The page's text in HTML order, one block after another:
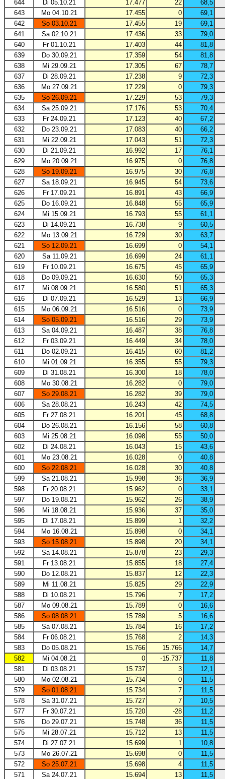
644 Di 05.10.21 17.477 22
68,5
643
Mo 04.10.21 17.455 0
69,1
642
So 03.10.21 17.455 19
69,1
641
Sa 02.10.21 17.436 33
79,0
640
Fr 01.10.21 17.403 44
81,8
639
Do 30.09.21 17.359 54
81,8
638
Mi 29.09.21 17.305 67
78,7
637
Di 28.09.21 17.238 9
72,3
636
Mo 27.09.21 17.229 0
79,3
635
So 26.09.21 17.229 53
79,3
634
Sa 25.09.21 17.176 53
70,4
633
Fr 24.09.21 17.123 40
67,2
632
Do 23.09.21 17.083 40
66,2
631
Mi 22.09.21 17.043 51
72,3
630
Di 21.09.21 16.992 17
76,1
629
Mo 20.09.21 16.975 0
76,8
628
So 19.09.21 16.975 30
76,8
627
Sa 18.09.21 16.945 54
73,6
626
Fr 17.09.21 16.891 43
66,9
625
Do 16.09.21 16.848 55
65,9
624
Mi 15.09.21 16.793 55
61,1
623
Di 14.09.21 16.738 9
60,5
622
Mo 13.09.21 16.729 30
63,7
621
So 12.09.21 16.699 0
54,1
620
Sa 11.09.21 16.699 24
61,1
619
Fr 10.09.21 16.675 45
65,9
618
Do 09.09.21 16.630 50
65,3
617
Mi 08.09.21 16.580 51
65,3
616
Di 07.09.21 16.529 13
66,9
615
Mo 06.09.21 16.516 0
73,9
614
So 05.09.21 16.516 29
73,9
613
Sa 04.09.21 16.487 38
76,8
612
Fr 03.09.21 16.449 34
78,0
611
Do 02.09.21 16.415 60
81,2
610
Mi 01.09.21 16.355 55
79,3
609
Di 31.08.21 16.300 18
78,0
608
Mo 30.08.21 16.282 0
79,0
607
So 29.08.21 16.282 39
79,0
606
Sa 28.08.21 16.243 42
74,5
605
Fr 27.08.21 16.201 45
68,8
604
Do 26.08.21 16.156 58
60,8
603
Mi 25.08.21 16.098 55
50,0
602
Di 24.08.21 16.043 15
43,6
601
Mo 23.08.21 16.028 0
40,8
600
So 22.08.21 16.028 30
40,8
599
Sa 21.08.21 15.998 36
36,9
598
Fr 20.08.21 15.962 0
33,1
597
Do 19.08.21 15.962 26
38,9
596
Mi 18.08.21 15.936 37
35,0
595
Di 17.08.21 15.899 1
32,2
594
Mo 16.08.21 15.898 0
34,1
593
So 15.08.21 15.898 20
34,1
592
Sa 14.08.21 15.878 23
29,3
591
Fr 13.08.21 15.855 18
27,4
590
Do 12.08.21 15.837 12
22,3
589
Mi 11.08.21 15.825 29
22,9
588
Di 10.08.21 15.796 7
17,2
587
Mo 09.08.21 15.789 0
16,6
586
So 08.08.21 15.789 5
16,6
585
Sa 07.08.21 15.784 16
17,2
584
Fr 06.08.21 15.768 2
14,3
583
Do 05.08.21 15.766 15.766
14,7
582
Mi 04.08.21 0 -15.737
11,8
581
Di 03.08.21 15.737 3
12,1
580
Mo 02.08.21 15.734 0
11,5
579
So 01.08.21 15.734 7
11,5
578
Sa 31.07.21 15.727 7
10,5
577
Fr 30.07.21 15.720 -28
11,2
576
Do 29.07.21 15.748 36
11,5
575
Mi 28.07.21 15.712 13
11,5
574
Di 27.07.21 15.699 1
10,8
573
Mo 26.07.21 15.698 0
11,5
572
So 25.07.21 15.698 4
11,5
571
Sa 24.07.21 15.694 13
11,5